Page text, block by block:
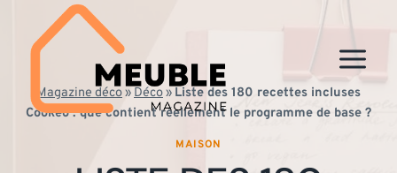
contenu
Magazine déco»Déco» Liste des 180 recettes incluses
Cookeo : que contient réellement le programme de base ?
MAISON